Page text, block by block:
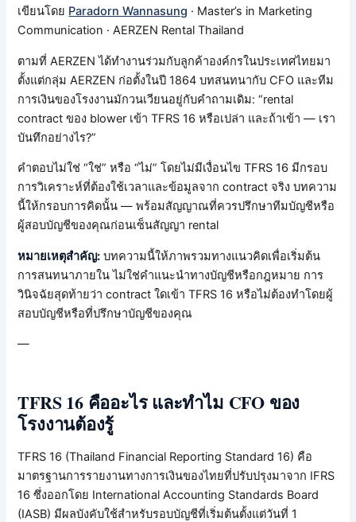
เขียนโดย Paradorn Wannasung · Master’s in Marketing
Communication · AERZEN Rental Thailand
ตามที่ AERZEN ได้ทำงานร่วมกับลูกค้าองค์กรในประเทศไทยมา
ตั้งแต่กลุ่ม AERZEN ก่อตั้งในปี 1864 บทสนทนากับ CFO และทีม
การเงินของโรงงานมักวนเวียนอยู่กับคำถามเดิม: “rental
contract ของ blower เข้า TFRS 16 หรือเปล่า และถ้าเข้า — เรา
บันทึกอย่างไร?”
คำตอบไม่ใช่ “ใช่” หรือ “ไม่” โดยไม่มีเงื่อนไข TFRS 16 มีกรอบ
การวิเคราะห์ที่ต้องใช้เวลาและข้อมูลจาก contract จริง บทความ
นี้ให้กรอบการคิดนั้น — พร้อมสัญญาณที่ควรปรึกษาทีมบัญชีหรือ
ผู้สอบบัญชีของคุณก่อนเซ็นสัญญา rental
หมายเหตุสำคัญ: บทความนี้ให้ภาพรวมทางแนวคิดเพื่อเริ่มต้น
การสนทนาภายใน ไม่ใช่คำแนะนำทางบัญชีหรือกฎหมาย การ
วินิจฉัยสุดท้ายว่า contract ใดเข้า TFRS 16 หรือไม่ต้องทำโดยผู้
สอบบัญชีหรือที่ปรึกษาบัญชีของคุณ
—
TFRS 16 คืออะไร และทำไม CFO ของ
โรงงานต้องรู้
TFRS 16 (Thailand Financial Reporting Standard 16) คือ
มาตรฐานการรายงานทางการเงินของไทยที่ปรับปรุงมาจาก IFRS
16 ซึ่งออกโดย International Accounting Standards Board
(IASB) มีผลบังคับใช้สำหรับรอบบัญชีที่เริ่มต้นตั้งแต่วันที่ 1